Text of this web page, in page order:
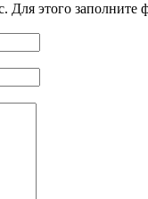
Для этого заполните